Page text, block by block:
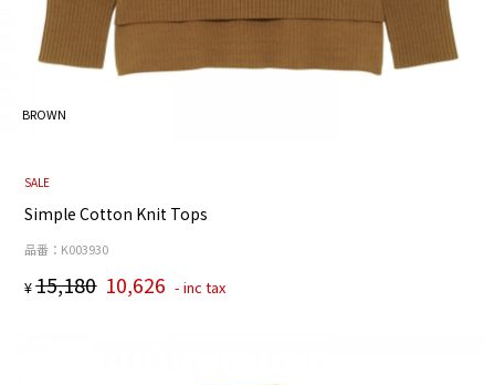
BROWN
SALE
Simple Cotton Knit Tops
品番：K003930
¥15,180 10,626 - inc tax